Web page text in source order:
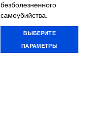
безболезненного
самоубийства.
ВЫБЕРИТЕ
ПАРАМЕТРЫ